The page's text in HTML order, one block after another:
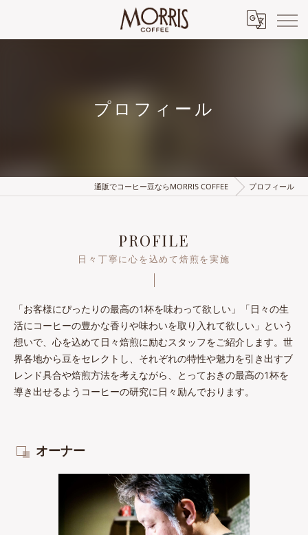
プロフィール
通販でコーヒー豆ならMORRIS COFFEE プロフィール
日々丁寧に心を込めて焙煎を実施
PROFILE
「お客様にぴったりの最高の1杯を味わって欲しい」「日々の生
活にコーヒーの豊かな香りや味わいを取り入れて欲しい」という
想いで、心を込めて日々焙煎に励むスタッフをご紹介します。世
界各地から豆をセレクトし、それぞれの特性や魅力を引き出すブ
レンド具合や焙煎方法を考えながら、とっておきの最高の1杯を
導き出せるようコーヒーの研究に日々励んでおります。
オーナー